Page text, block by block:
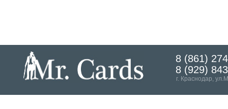
8 (861)
8 (929)
г. Краснодар,